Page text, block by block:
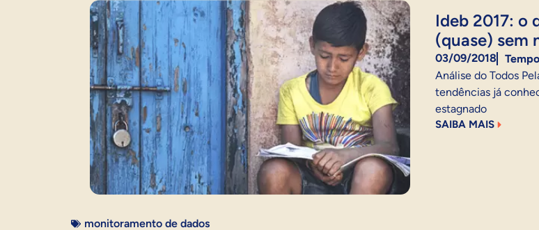
Ideb 2017: o
(quase) sem
03/09/2018
Análise do Todos
tendências já
estagnado
SAIBA MAIS
monitoramento de dados